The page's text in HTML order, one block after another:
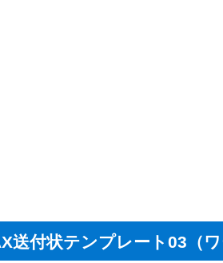
送付状テンプレート03（